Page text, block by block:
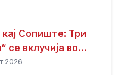
Сопиште: Три
се вклучија во
2026